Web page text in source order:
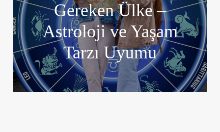
Gereken Ülke –
Astroloji ve Yaşam
Tarzı Uyumu